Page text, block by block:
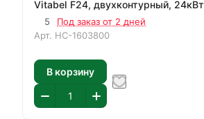
Vitabel F24, двухконтурный, 24кВт
5
Под заказ от 2 дней
Арт. НС-1603800
В корзину